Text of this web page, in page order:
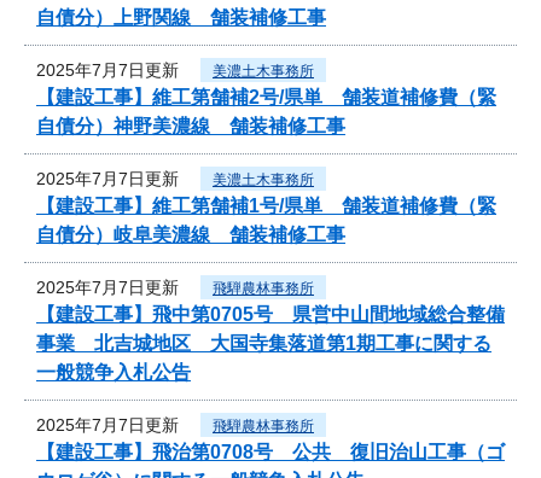
自債分）上野関線 舗装補修工事
2025年7月7日更新 美濃土木事務所
【建設工事】維工第舗補2号/県単 舗装道補修費（緊
自債分）神野美濃線 舗装補修工事
2025年7月7日更新 美濃土木事務所
【建設工事】維工第舗補1号/県単 舗装道補修費（緊
自債分）岐阜美濃線 舗装補修工事
2025年7月7日更新 飛騨農林事務所
【建設工事】飛中第0705号 県営中山間地域総合整備
事業 北吉城地区 大国寺集落道第1期工事に関する
一般競争入札公告
2025年7月7日更新 飛騨農林事務所
【建設工事】飛治第0708号 公共 復旧治山工事（ゴ